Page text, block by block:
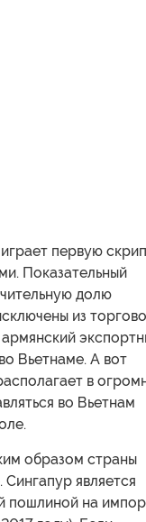
первую
Показательный
долю
из
Вьетнаме. А вот
в
во Вьетнам
образом страны
является
пошлиной на